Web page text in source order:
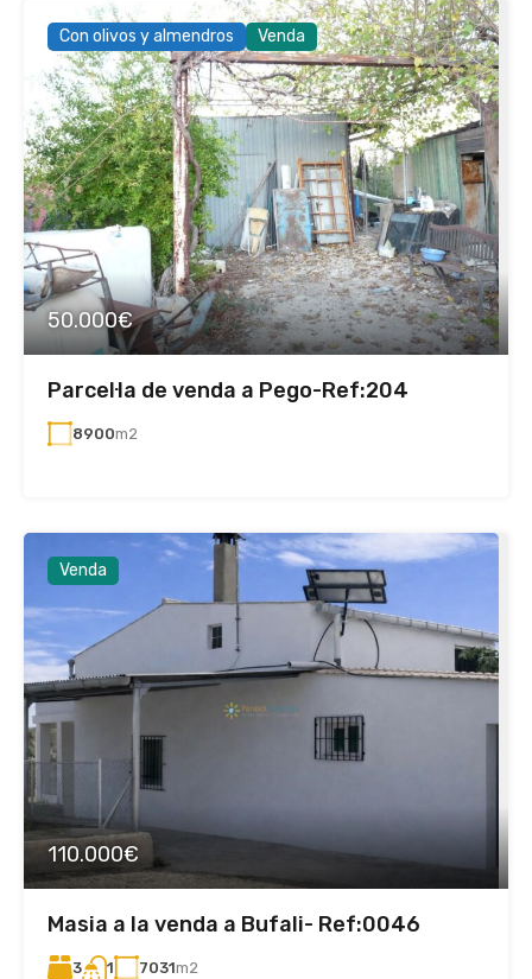
Con olivos y almendros Venda
50.000€
Parcel·la de venda a Pego-Ref:204
8900m2
Venda
110.000€
Masia a la venda a Bufali- Ref:0046
3 1 7031m2